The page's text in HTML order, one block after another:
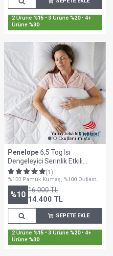
Sepette %30'a Varan İndirim
Yapay zekâ teknolojileri
kullanılmıştır.
Penelope6,5 Tog Isı
Dengeleyici Serinlik Etkili
Battal Boy Yorgan - Thermo
Lyo Serisi
(1)
%100 Pamuk Kumaş, %100 Outlast
Lyocell Kumaş
%10 16.000TL
14.400 TL
SEPETE EKLE
Sepette %30'a Varan İndirim